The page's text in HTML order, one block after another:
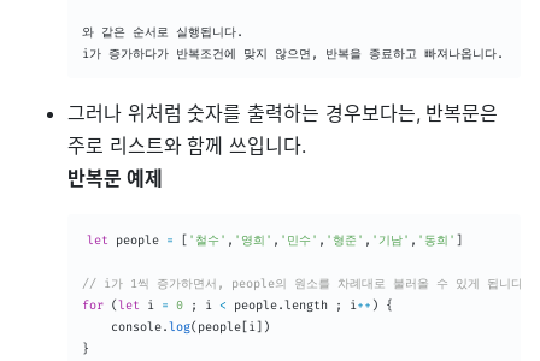
와 같은 순서로 실행됩니다.
i가 증가하다가 반복조건에 맞지 않으면 , 반복을 종료하고 빠져나옵니다.
그러나 위처럼 숫자를 출력하는 경우보다는, 반복문은
주로 리스트와 함께 쓰입니다.
반복문 예제
let people = [ '철수' , '영희' , '민수' , '형준' , '기남' , '동희' ]
// i가 1씩 증가하면서, people의 원소를 차례대로 불러올 수 있게 됩니다.
for (let i = 0 ; i < people.length ; i++ )
{
	console
.log( people[i] )
}